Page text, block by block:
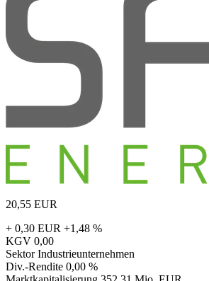
20,55 EUR
+ 0,30 EUR +1,48 %
KGV 0,00
Sektor Industrieunternehmen
Div.-Rendite 0,00 %